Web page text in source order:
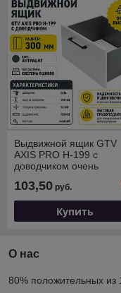
Выдвижной ящик GTV
AXIS PRO H-199 с
доводчиком очень
высокий антрацит
103,50 руб.
Купить
О нас
80% положительных из